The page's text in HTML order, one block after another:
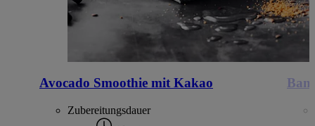
Avocado Smoothie mit Kakao
Zubereitungsdauer